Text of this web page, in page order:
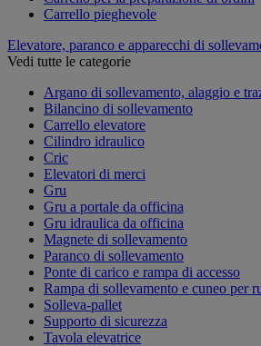
Carrello pieghevole
Elevatore, paranco e apparecchi di
Vedi tutte le categorie
Argano di sollevamento, alaggio e
Bilancino di sollevamento
Carrello elevatore
Cilindro idraulico
Cric
Elevatori di merci
Gru
Gru a portale da officina
Gru idraulica da officina
Magnete di sollevamento
Paranco di sollevamento
Ponte di carico e rampa di accesso
Rampa di sollevamento e cuneo per
Solleva-pallet
Supporto di sicurezza
Tavola elevatrice